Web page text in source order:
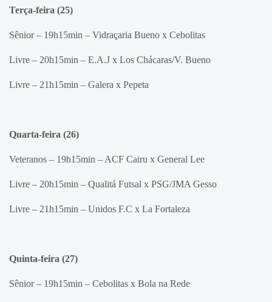
Terça-feira (25)
Sênior – 19h15min – Vidraçaria Bueno x Cebolitas
Livre – 20h15min – E.A.J x Los Chácaras/V. Bueno
Livre – 21h15min – Galera x Pepeta
Quarta-feira (26)
Veteranos – 19h15min – ACF Cairu x General Lee
Livre – 20h15min – Qualitá Futsal x PSG/JMA Gesso
Livre – 21h15min – Unidos F.C x La Fortaleza
Quinta-feira (27)
Sênior – 19h15min – Cebolitas x Bola na Rede